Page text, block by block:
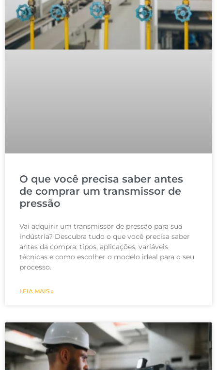
O que você precisa saber antes
de comprar um transmissor de
pressão
Vai adquirir um transmissor de pressão para sua
indústria? Descubra tudo o que você precisa saber
antes da compra: tipos, aplicações, variáveis
técnicas e como escolher o modelo ideal para o seu
processo.
LEIA MAIS »